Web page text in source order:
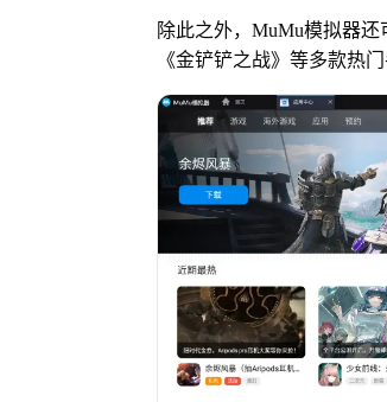
除此之外，MuMu模拟器
《金铲铲之战》等多款热